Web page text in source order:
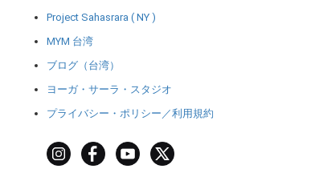
Project Sahasrara ( NY )
MYM 台湾
ブログ（台湾）
ヨーガ・サーラ・スタジオ
プライバシー・ポリシー／利用規約